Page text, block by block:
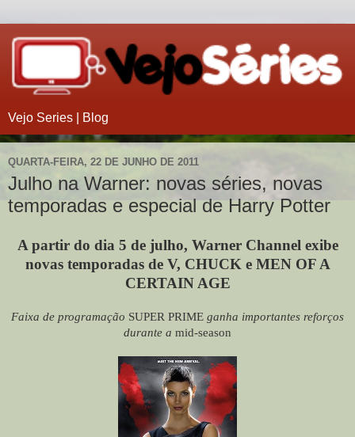
Vejo Series | Blog
QUARTA-FEIRA, 22 DE JUNHO DE 2011
Julho na Warner: novas séries, novas
temporadas e especial de Harry Potter
A partir do dia 5 de julho, Warner Channel exibe
novas temporadas de V, CHUCK e MEN OF A
CERTAIN AGE
Faixa de programação SUPER PRIME ganha importantes reforços
durante a mid-season